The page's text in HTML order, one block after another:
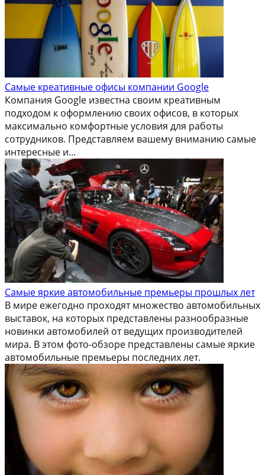
Самые креативные офисы компании Google
Компания Google известна своим креативным
подходом к оформлению своих офисов, в которых
максимально комфортные условия для работы
сотрудников. Представляем вашему вниманию самые
интересные и...
Самые яркие автомобильные премьеры прошлых лет
В мире ежегодно проходят множество автомобильных
выставок, на которых представлены разнообразные
новинки автомобилей от ведущих производителей
мира. В этом фото-обзоре представлены самые яркие
автомобильные премьеры последних лет.